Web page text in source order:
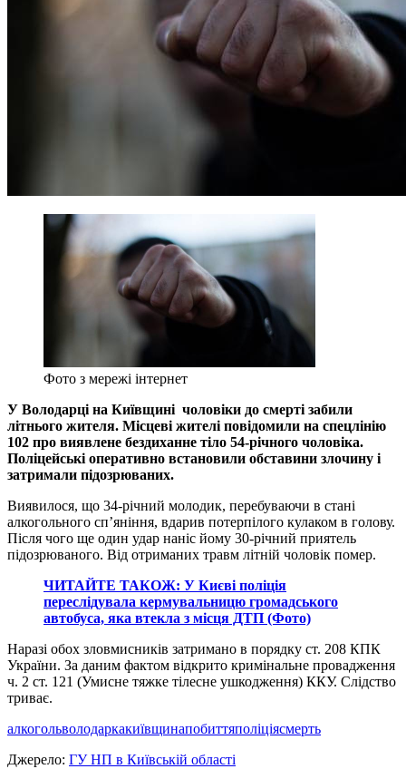
Фото з мережі інтернет
У Володарці на Київщині чоловіки до смерті забили
літнього жителя. Місцеві жителі повідомили на спецлінію
102 про виявлене бездиханне тіло 54-річного чоловіка.
Поліцейські оперативно встановили обставини злочину і
затримали підозрюваних.
Виявилося, що 34-річний молодик, перебуваючи в стані
алкогольного сп’яніння, вдарив потерпілого кулаком в голову.
Після чого ще один удар наніс йому 30-річний приятель
підозрюваного. Від отриманих травм літній чоловік помер.
ЧИТАЙТЕ ТАКОЖ: У Києві поліція
переслідувала кермувальницю громадського
автобуса, яка втекла з місця ДТП (Фото)
Наразі обох зловмисників затримано в порядку ст. 208 КПК
України. За даним фактом відкрито кримінальне провадження
ч. 2 ст. 121 (Умисне тяжке тілесне ушкодження) ККУ. Слідство
триває.
алкогольволодаркакиївщинапобиттяполіціясмерть
Джерело: ГУ НП в Київській області